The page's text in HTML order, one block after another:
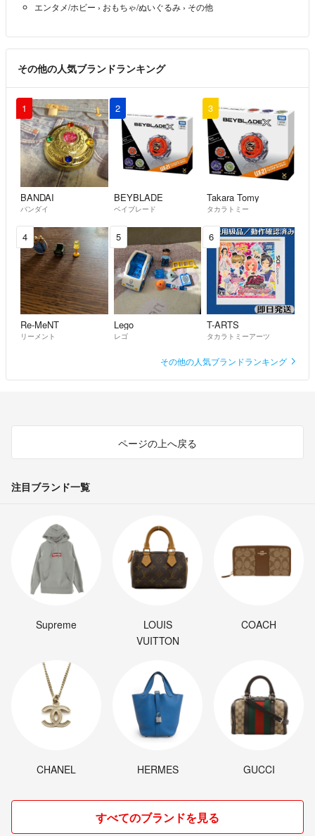
エンタメ/ホビー › おもちゃ/ぬいぐるみ › その他
その他の人気ブランドランキング
1
BANDAI
バンダイ
2
BEYBLADE
ベイブレード
3
Takara Tomy
タカラトミー
4
Re-MeNT
リーメント
5
Lego
レゴ
6
T-ARTS
タカラトミーアーツ
その他の人気ブランドランキング
ページの上へ戻る
注目ブランド一覧
Supreme
LOUIS
VUITTON
COACH
CHANEL HERMES GUCCI
すべてのブランドを見る